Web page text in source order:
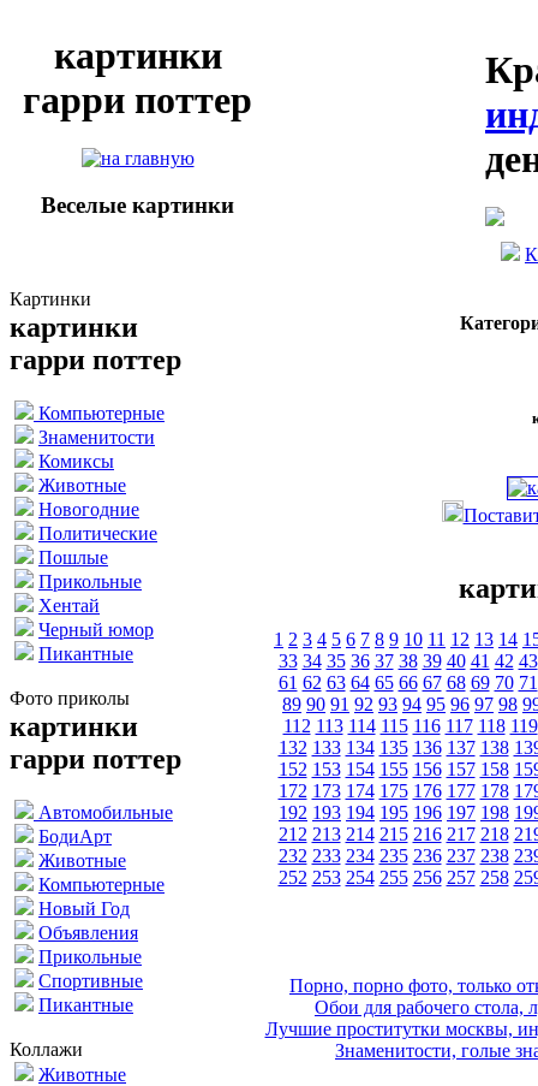
картинки
гарри поттер
Веселые картинки
Картинки
картинки
гарри поттер
Компьютерные
Знаменитости
Комиксы
Животные
Новогодние
Политические
Пошлые
Прикольные
Хентай
Черный юмор
Пикантные
Фото приколы
картинки
гарри поттер
Автомобильные
БодиАрт
Животные
Компьютерные
Новый Год
Объявления
Прикольные
Спортивные
Пикантные
Коллажи
Животные
1 2 3 4 5 6 7 8 9 10 11 12 13 14
33 34 35 36 37 38 39 40 41 42 43
61 62 63 64 65 66 67 68 69 70 71
89 90 91 92 93 94 95 96 97 98
112 113 114 115 116 117 118 119
132 133 134 135 136 137 138
152 153 154 155 156 157 158
172 173 174 175 176 177 178
192 193 194 195 196 197 198
212 213 214 215 216 217 218
232 233 234 235 236 237 238
252 253 254 255 256 257 258
Порно, порно фото, только
Обои для рабочего стола,
Лучшие проститутки москвы,
Знаменитости, голые